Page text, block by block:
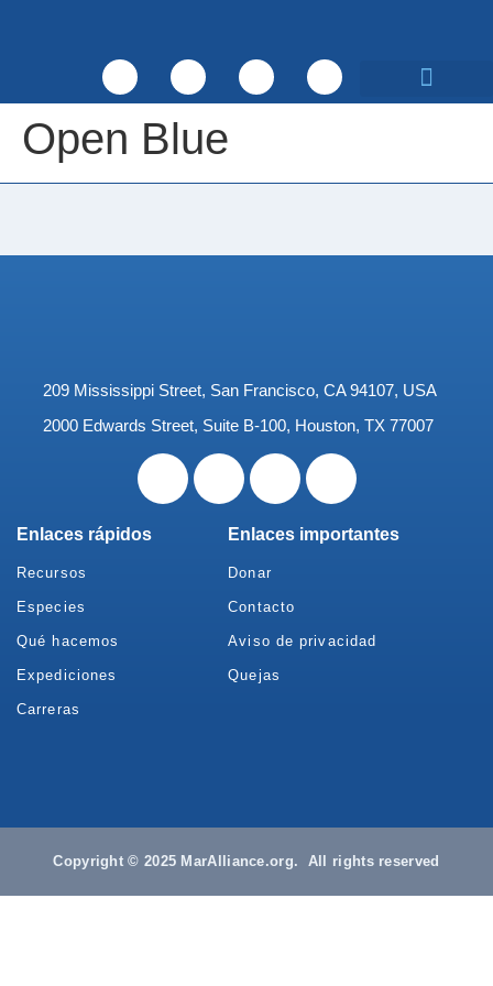
Open Blue
209 Mississippi Street, San Francisco, CA 94107, USA
2000 Edwards Street, Suite B-100, Houston, TX 77007
Enlaces rápidos
Recursos
Especies
Qué hacemos
Expediciones
Carreras
Enlaces importantes
Donar
Contacto
Aviso de privacidad
Quejas
Copyright © 2025 MarAlliance.org. All rights reserved